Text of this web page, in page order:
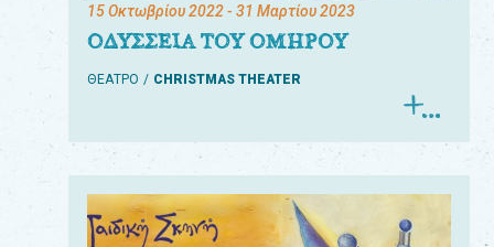
15 Οκτωβρίου 2022- 31 Μαρτίου 2023
ΟΔΥΣΣΕΙΑ ΤΟΥ ΟΜΗΡΟΥ
ΘΕΑΤΡΟ CHRISTMAS THEATER